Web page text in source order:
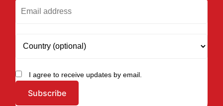
I agree to receive updates by email.
Subscribe